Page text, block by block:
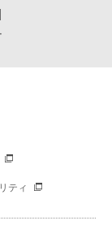
ティ